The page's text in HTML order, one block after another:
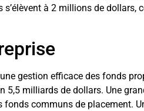
à 2 millions de dollars,
gestion efficace des fonds
5,5 milliards de dollars. Une
fonds communs de placement.